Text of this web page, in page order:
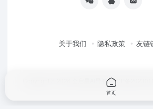
关于我们 隐私政策 友链
全启星AI导航鲁ICP备
首页